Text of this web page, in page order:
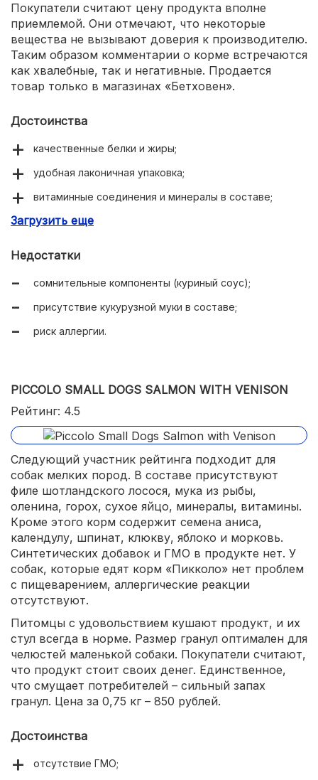
Покупатели считают цену продукта вполне
приемлемой. Они отмечают, что некоторые
вещества не вызывают доверия к производителю.
Таким образом комментарии о корме встречаются
как хвалебные, так и негативные. Продается
товар только в магазинах «Бетховен».
Достоинства
качественные белки и жиры;
удобная лаконичная упаковка;
витаминные соединения и минералы в составе;
соответствие качество-цена.
Загрузить еще
Недостатки
сомнительные компоненты (куриный соус);
присутствие кукурузной муки в составе;
риск аллергии.
PICCOLO SMALL DOGS SALMON WITH VENISON
Рейтинг: 4.5
Следующий участник рейтинга подходит для
собак мелких пород. В составе присутствуют
филе шотландского лосося, мука из рыбы,
оленина, горох, сухое яйцо, минералы, витамины.
Кроме этого корм содержит семена аниса,
календулу, шпинат, клюкву, яблоко и морковь.
Синтетических добавок и ГМО в продукте нет. У
собак, которые едят корм «Пикколо» нет проблем
с пищеварением, аллергические реакции
отсутствуют.
Питомцы с удовольствием кушают продукт, и их
стул всегда в норме. Размер гранул оптимален для
челюстей маленькой собаки. Покупатели считают,
что продукт стоит своих денег. Единственное,
что смущает потребителей – сильный запах
гранул. Цена за 0,75 кг – 850 рублей.
Достоинства
отсутствие ГМО;